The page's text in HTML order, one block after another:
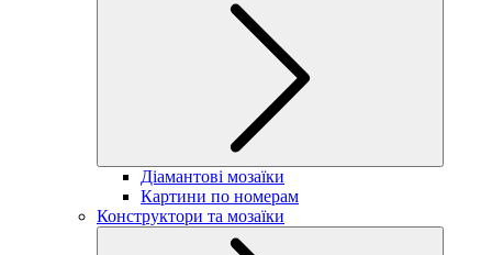
Діамантові мозаїки
Картини по номерам
Конструктори та мозаїки